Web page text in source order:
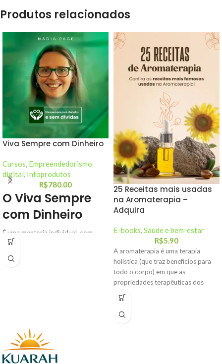
Produtos relacionados
Viva Sempre com Dinheiro
Cursos, Empreendedorismo
digital, Infoprodutos
R$780.00
O Viva Sempre
com Dinheiro
É uma mentoria individual, com
aulas gravadas, que qualquer
dívidas, limpar o seu nome, realizar
25 Receitas mais usadas
na Aromaterapia –
Adquira
E-books,Saúde e bem-estar
R$5.90
A aromaterapia é uma terapia
holística (que traz benefícios para
todo o corpo) em que as
propriedades terapêuticas dos
óleos essenciais são comumente
usadas para o tratamento de
problemas físicos ou psicológicos.